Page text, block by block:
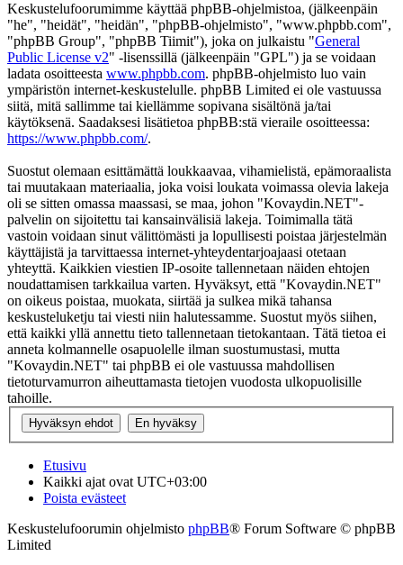
Keskustelufoorumimme käyttää phpBB-ohjelmistoa, (jälkeenpäin
"he", "heidät", "heidän", "phpBB-ohjelmisto", "www.phpbb.com",
"phpBB Group", "phpBB Tiimit"), joka on julkaistu "General
Public License v2" -lisenssillä (jälkeenpäin "GPL") ja se voidaan
ladata osoitteesta www.phpbb.com. phpBB-ohjelmisto luo vain
ympäristön internet-keskustelulle. phpBB Limited ei ole vastuussa
siitä, mitä sallimme tai kiellämme sopivana sisältönä ja/tai
käytöksenä. Saadaksesi lisätietoa phpBB:stä vieraile osoitteessa:
https://www.phpbb.com/.
Suostut olemaan esittämättä loukkaavaa, vihamielistä, epämoraalista
tai muutakaan materiaalia, joka voisi loukata voimassa olevia lakeja
oli se sitten omassa maassasi, se maa, johon "Kovaydin.NET"-
palvelin on sijoitettu tai kansainvälisiä lakeja. Toimimalla tätä
vastoin voidaan sinut välittömästi ja lopullisesti poistaa järjestelmän
käyttäjistä ja tarvittaessa internet-yhteydentarjoajaasi otetaan
yhteyttä. Kaikkien viestien IP-osoite tallennetaan näiden ehtojen
noudattamisen tarkkailua varten. Hyväksyt, että "Kovaydin.NET"
on oikeus poistaa, muokata, siirtää ja sulkea mikä tahansa
keskusteluketju tai viesti niin halutessamme. Suostut myös siihen,
että kaikki yllä annettu tieto tallennetaan tietokantaan. Tätä tietoa ei
anneta kolmannelle osapuolelle ilman suostumustasi, mutta
"Kovaydin.NET" tai phpBB ei ole vastuussa mahdollisen
tietoturvamurron aiheuttamasta tietojen vuodosta ulkopuolisille
tahoille.
Etusivu
Kaikki ajat ovat UTC+03:00
Poista evästeet
Keskustelufoorumin ohjelmisto phpBB® Forum Software © phpBB
Limited